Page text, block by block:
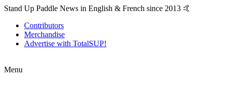
Stand Up Paddle News in English & French since 2013 🤙
Contributors
Merchandise
Advertise with TotalSUP!
Menu